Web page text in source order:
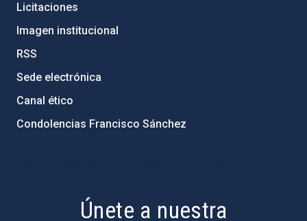
Licitaciones
Imagen institucional
RSS
Sede electrónica
Canal ético
Condolencias Francisco Sánchez
Únete a nuestra